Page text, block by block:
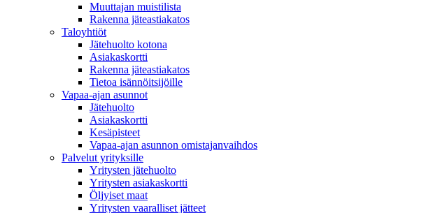
Muuttajan muistilista
Rakenna jäteastiakatos
Taloyhtiöt
Jätehuolto kotona
Asiakaskortti
Rakenna jäteastiakatos
Tietoa isännöitsijöille
Vapaa-ajan asunnot
Jätehuolto
Asiakaskortti
Kesäpisteet
Vapaa-ajan asunnon omistajanvaihdos
Palvelut yrityksille
Yritysten jätehuolto
Yritysten asiakaskortti
Öljyiset maat
Yritysten vaaralliset jätteet